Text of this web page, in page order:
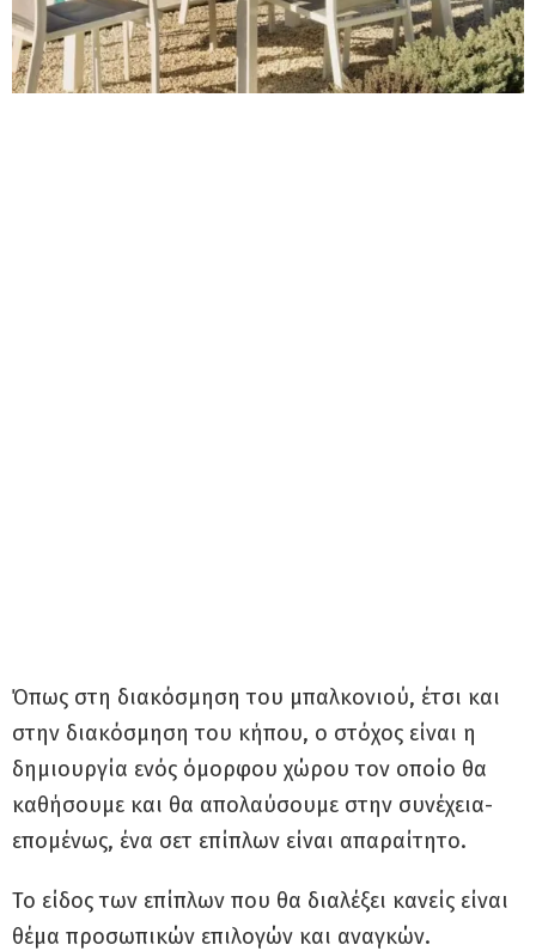
Όπως στη διακόσμηση του μπαλκονιού, έτσι και
στην διακόσμηση του κήπου, ο στόχος είναι η
δημιουργία ενός όμορφου χώρου τον οποίο θα
καθήσουμε και θα απολαύσουμε στην συνέχεια-
επομένως, ένα σετ επίπλων είναι απαραίτητο.
Το είδος των επίπλων που θα διαλέξει κανείς είναι
θέμα προσωπικών επιλογών και αναγκών.